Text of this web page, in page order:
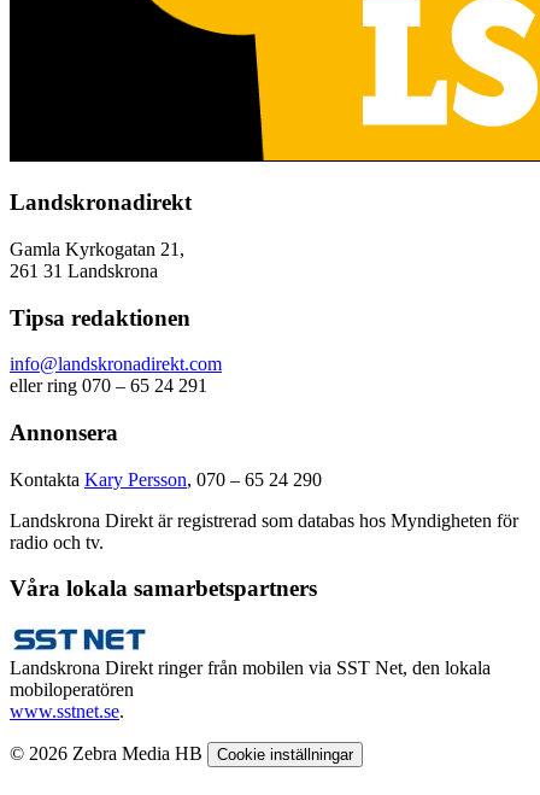
Landskronadirekt
Gamla Kyrkogatan 21,
261 31 Landskrona
Tipsa redaktionen
info@landskronadirekt.com
eller ring 070 – 65 24 291
Annonsera
Kontakta Kary Persson, 070 – 65 24 290
Landskrona Direkt är registrerad som databas hos Myndigheten för
radio och tv.
Våra lokala samarbetspartners
Landskrona Direkt ringer från mobilen via SST Net, den lokala
mobiloperatören
www.sstnet.se.
© 2026 Zebra Media HB Cookie inställningar